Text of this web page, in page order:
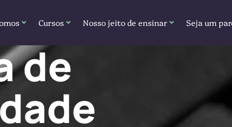
Cursos Nosso jeito de ensinar Seja um
de